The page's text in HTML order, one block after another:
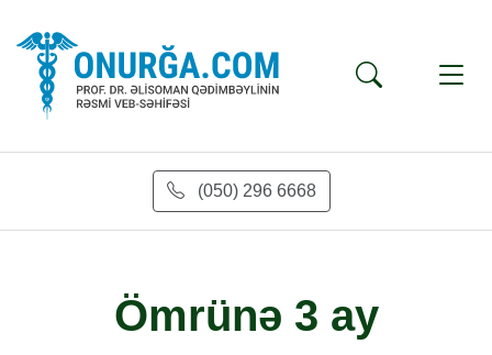
(050) 296 6668
Ömrünə 3 ay